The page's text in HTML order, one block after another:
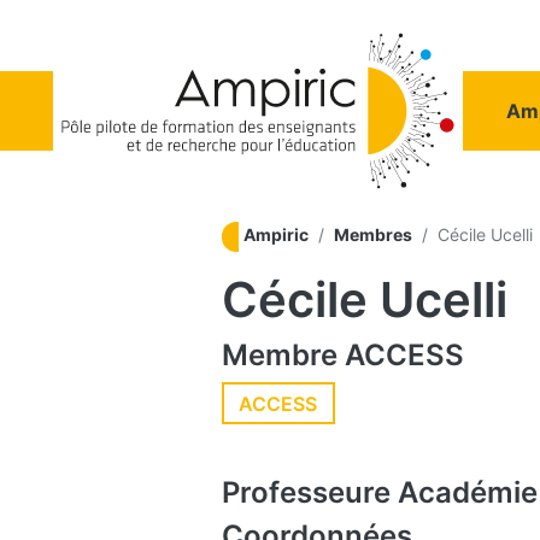
Ampiric Membres Cécile Ucelli
Cécile Ucelli
Membre ACCESS
ACCESS
Professeure